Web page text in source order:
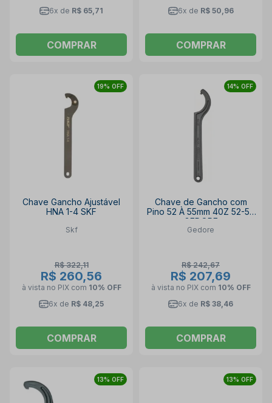
6x de R$ 65,71
COMPRAR
6x de R$ 50,96
COMPRAR
19% OFF
Chave Gancho Ajustável
HNA 1-4 SKF
Skf
R$ 322,11
R$ 260,56
à vista no PIX com 10% OFF
6x de R$ 48,25
COMPRAR
14% OFF
Chave de Gancho com
Pino 52 À 55mm 40Z 52-55
GEDORE
Gedore
R$ 242,67
R$ 207,69
à vista no PIX com 10% OFF
6x de R$ 38,46
COMPRAR
13% OFF 13% OFF